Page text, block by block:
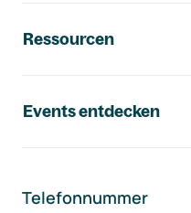
Ressourcen
Events entdecken
Telefonnummer